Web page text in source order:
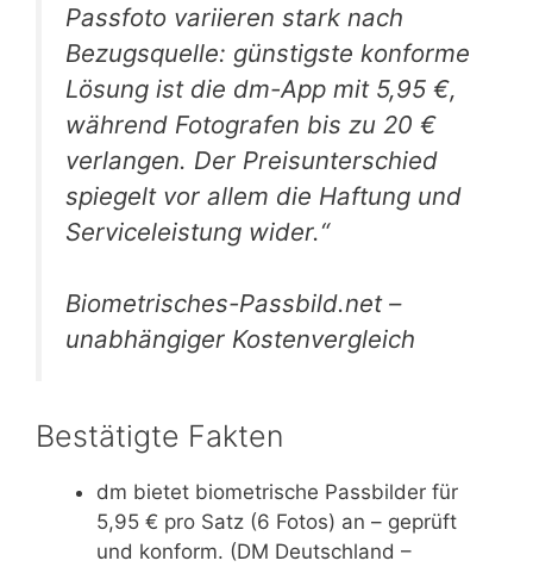
Passfoto variieren stark nach
Bezugsquelle: günstigste konforme
Lösung ist die dm-App mit 5,95 €,
während Fotografen bis zu 20 €
verlangen. Der Preisunterschied
spiegelt vor allem die Haftung und
Serviceleistung wider.“
Biometrisches-Passbild.net –
unabhängiger Kostenvergleich
Bestätigte Fakten
dm bietet biometrische Passbilder für
5,95 € pro Satz (6 Fotos) an – geprüft
und konform. (DM Deutschland –